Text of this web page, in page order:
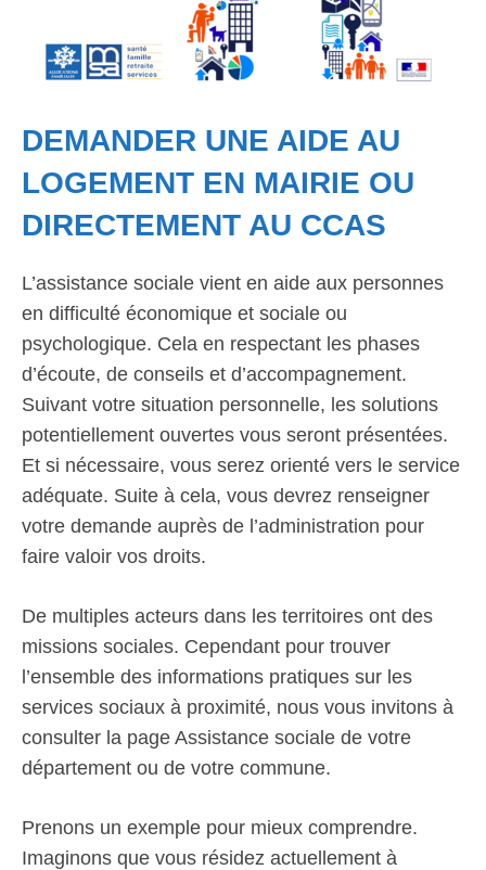
DEMANDER UNE AIDE AU
LOGEMENT EN MAIRIE OU
DIRECTEMENT AU CCAS
L’assistance sociale vient en aide aux personnes
en difficulté économique et sociale ou
psychologique. Cela en respectant les phases
d’écoute, de conseils et d’accompagnement.
Suivant votre situation personnelle, les solutions
potentiellement ouvertes vous seront présentées.
Et si nécessaire, vous serez orienté vers le service
adéquate. Suite à cela, vous devrez renseigner
votre demande auprès de l’administration pour
faire valoir vos droits.
De multiples acteurs dans les territoires ont des
missions sociales. Cependant pour trouver
l’ensemble des informations pratiques sur les
services sociaux à proximité, nous vous invitons à
consulter la page Assistance sociale de votre
département ou de votre commune.
Prenons un exemple pour mieux comprendre.
Imaginons que vous résidez actuellement à